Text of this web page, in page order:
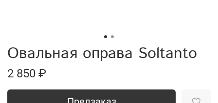
Овальная оправа Soltanto
2 850 ₽